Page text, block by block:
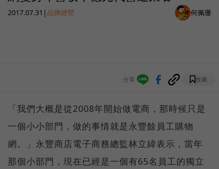
2017.07.31 | 品牌經營 何佩珊
分享 收藏
「我們大概是從2008年開始做電商，那時候只是
一個小小部門，做的事情就是永豐餘員工購物
網。」永豐商店電子商務總監林立緯表示，當年
那個小部門，現在已經是一個有65名員工的獨立